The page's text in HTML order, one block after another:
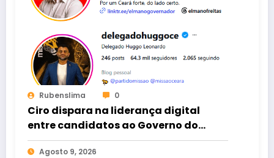
Rubenslima 0
Ciro dispara na liderança digital
entre candidatos ao Governo do
Ceará
Agosto 9, 2026